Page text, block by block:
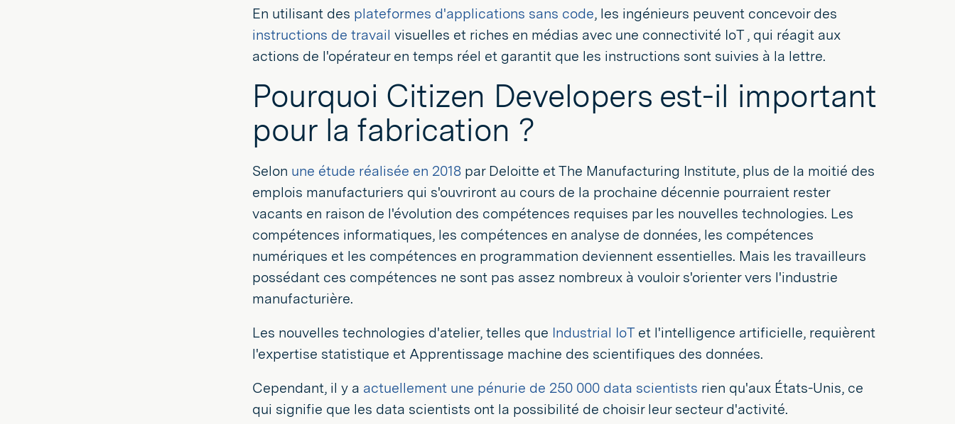
En utilisant des plateformes d'applications sans code, les ingénieurs peuvent concevoir des
instructions de travail visuelles et riches en médias avec une connectivité IoT , qui réagit aux
actions de l'opérateur en temps réel et garantit que les instructions sont suivies à la lettre.
Pourquoi Citizen Developers est-il important
pour la fabrication ?
Selon une étude réalisée en 2018 par Deloitte et The Manufacturing Institute, plus de la moitié des
emplois manufacturiers qui s'ouvriront au cours de la prochaine décennie pourraient rester
vacants en raison de l'évolution des compétences requises par les nouvelles technologies. Les
compétences informatiques, les compétences en analyse de données, les compétences
numériques et les compétences en programmation deviennent essentielles. Mais les travailleurs
possédant ces compétences ne sont pas assez nombreux à vouloir s'orienter vers l'industrie
manufacturière.
Les nouvelles technologies d'atelier, telles que Industrial IoTet l'intelligence artificielle, requièrent
l'expertise statistique et Apprentissage machine des scientifiques des données.
Cependant, il y a actuellement une pénurie de 250 000 data scientists rien qu'aux États-Unis, ce
qui signifie que les data scientists ont la possibilité de choisir leur secteur d'activité.